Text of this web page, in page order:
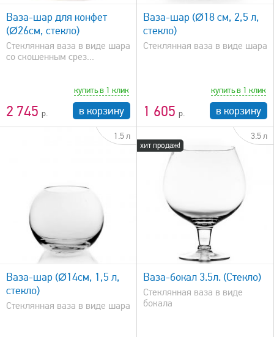
Ваза-шар для конфет
(Ø26см, стекло)
Стеклянная ваза в виде шара
со скошенным срез...
2 745
купить в 1 клик
в корзину
Ваза-шар (Ø18 см, 2,5 л,
стекло)
Стеклянная ваза в виде шара
1 605
купить в 1 клик
в корзину
1.5 л
Ваза-шар (Ø14см, 1,5 л,
стекло)
Стеклянная ваза в виде шара
хит продаж!
3.5 л
быстрый просмотр
Ваза-бокал 3.5л. (Стекло)
Стеклянная ваза в виде
бокала